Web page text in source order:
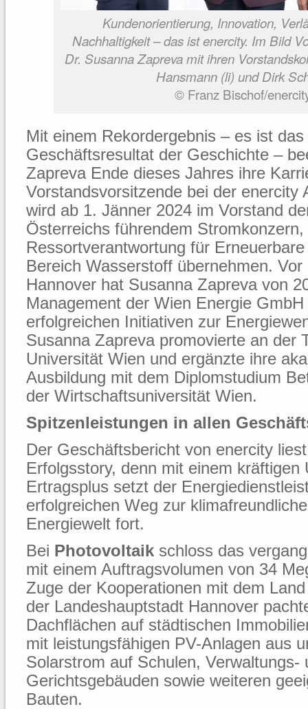
Kundenorientierung, Innovation,
Nachhaltigkeit – das ist enercity. Im Bild
Dr. Susanna Zapreva mit ihren
Hansmann (li) und Dirk
© Franz Bischof/
Mit einem Rekordergebnis – es ist
Geschäftsresultat der Geschichte –
Zapreva Ende dieses Jahres ihre
Vorstandsvorsitzende bei der enercity
wird ab 1. Jänner 2024 im Vorstand
Österreichs führendem Stromkonzern,
Ressortverantwortung für
Bereich Wasserstoff übernehmen.
Hannover hat Susanna Zapreva von
Management der Wien Energie
erfolgreichen Initiativen zur
Susanna Zapreva promovierte an der
Universität Wien und ergänzte ihre
Ausbildung mit dem Diplomstudium
der Wirtschaftsuniversität Wien.
Spitzenleistungen in allen
Der Geschäftsbericht von enercity
Erfolgsstory, denn mit einem kräftigen
Ertragsplus setzt der
erfolgreichen Weg zur
Energiewelt fort.
Bei Photovoltaik schloss das
mit einem Auftragsvolumen von 34
Zuge der Kooperationen mit dem
der Landeshauptstadt Hannover
Dachflächen auf städtischen
mit leistungsfähigen PV-Anlagen aus
Solarstrom auf Schulen, Verwaltungs-
Gerichtsgebäuden sowie weiteren
Bauten.